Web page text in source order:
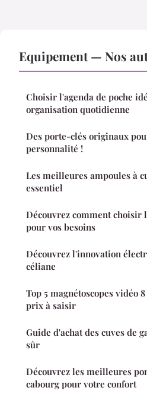
Equipement — Nos
Choisir l'agenda de poche
organisation quotidienne
Des porte-clés originaux
personnalité !
Les meilleures ampoules à
essentiel
Découvrez comment
pour vos besoins
Découvrez l'innovation
céliane
Top 5 magnétoscopes vidéo
prix à saisir
Guide d'achat des cuves de
sûr
Découvrez les meilleures
cabourg pour votre confort